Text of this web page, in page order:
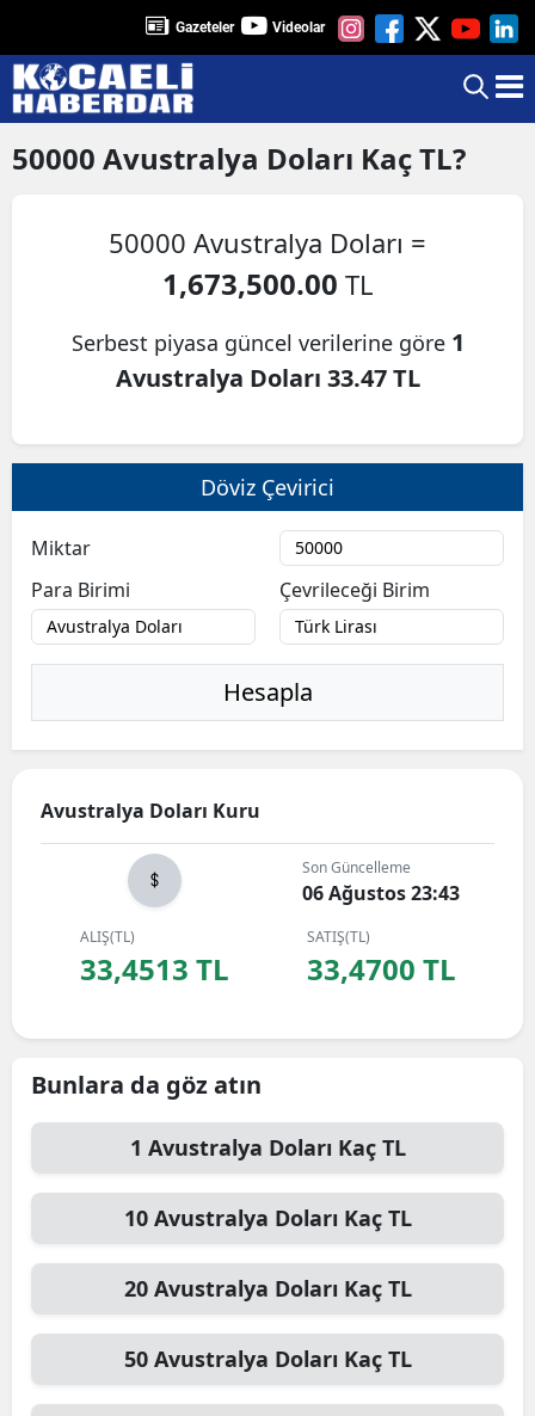
Gazeteler Videolar
50000 Avustralya Doları Kaç TL?
50000 Avustralya Doları =
1,673,500.00 TL
Serbest piyasa güncel verilerine göre 1
Avustralya Doları 33.47 TL
Döviz Çevirici
Miktar
Para Birimi
Çevrileceği Birim
Hesapla
Avustralya Doları Kuru
Son Güncelleme
06 Ağustos 23:43
ALIŞ(TL)
33,4513 TL
SATIŞ(TL)
33,4700 TL
Bunlara da göz atın
1 Avustralya Doları Kaç TL
10 Avustralya Doları Kaç TL
20 Avustralya Doları Kaç TL
50 Avustralya Doları Kaç TL